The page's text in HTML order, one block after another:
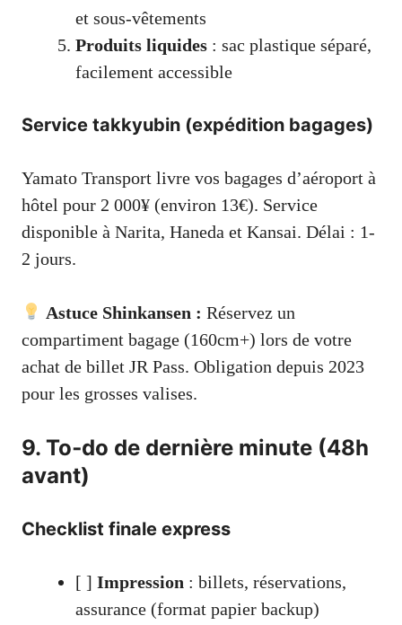
et sous-vêtements
Produits liquides : sac plastique séparé,
facilement accessible
Service takkyubin (expédition bagages)
Yamato Transport livre vos bagages d’aéroport à
hôtel pour 2 000¥ (environ 13€). Service
disponible à Narita, Haneda et Kansai. Délai : 1-
2 jours.
Astuce Shinkansen : Réservez un
compartiment bagage (160cm+) lors de votre
achat de billet JR Pass. Obligation depuis 2023
pour les grosses valises.
9. To‑do de dernière minute (48h
avant)
Checklist finale express
[ ] Impression : billets, réservations,
assurance (format papier backup)